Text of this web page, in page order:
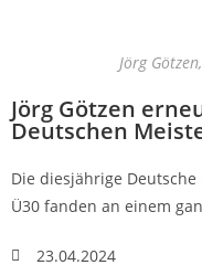
Jörg Götzen
Deutschen
Die diesjährige
Ü30 fanden an einem
23.04.2024
Jörg